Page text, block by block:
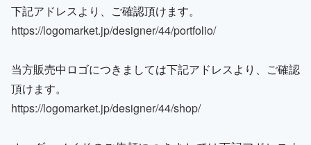
下記アドレスより、ご確認頂けます。
https://logomarket.jp/designer/44/portfolio/
当方販売中ロゴにつきましては下記アドレスより、ご確認
頂けます。
https://logomarket.jp/designer/44/shop/